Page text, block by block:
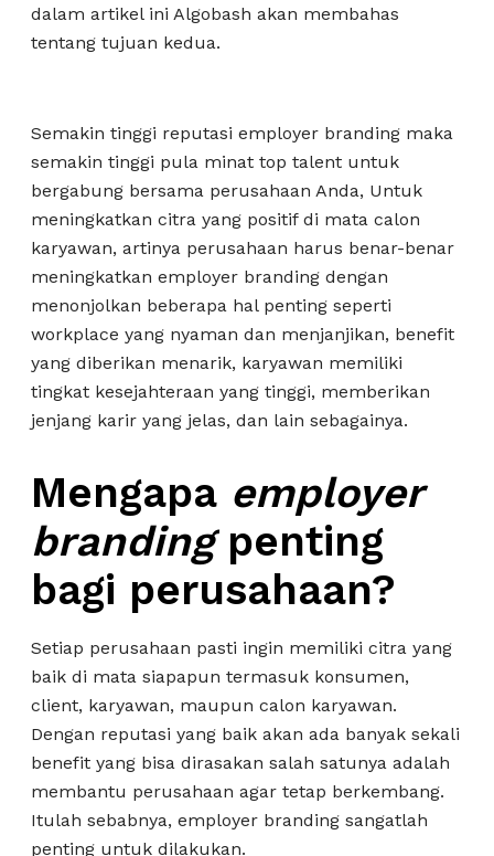
dalam artikel ini Algobash akan membahas
tentang tujuan kedua.
Semakin tinggi reputasi employer branding maka
semakin tinggi pula minat top talent untuk
bergabung bersama perusahaan Anda, Untuk
meningkatkan citra yang positif di mata calon
karyawan, artinya perusahaan harus benar-benar
meningkatkan employer branding dengan
menonjolkan beberapa hal penting seperti
workplace yang nyaman dan menjanjikan, benefit
yang diberikan menarik, karyawan memiliki
tingkat kesejahteraan yang tinggi, memberikan
jenjang karir yang jelas, dan lain sebagainya.
Mengapa employer
branding penting
bagi perusahaan?
Setiap perusahaan pasti ingin memiliki citra yang
baik di mata siapapun termasuk konsumen,
client, karyawan, maupun calon karyawan.
Dengan reputasi yang baik akan ada banyak sekali
benefit yang bisa dirasakan salah satunya adalah
membantu perusahaan agar tetap berkembang.
Itulah sebabnya, employer branding sangatlah
penting untuk dilakukan.